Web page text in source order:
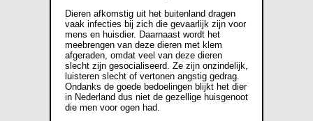
Dieren afkomstig uit het buitenland dragen
vaak infecties bij zich die gevaarlijk zijn voor
mens en huisdier. Daarnaast wordt het
meebrengen van deze dieren met klem
afgeraden, omdat veel van deze dieren
slecht zijn gesocialiseerd. Ze zijn onzindelijk,
luisteren slecht of vertonen angstig gedrag.
Ondanks de goede bedoelingen blijkt het dier
in Nederland dus niet de gezellige huisgenoot
die men voor ogen had.